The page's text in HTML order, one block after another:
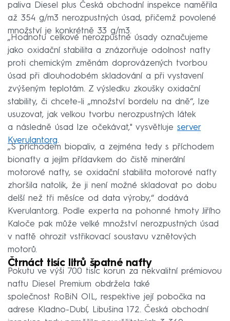
paliva Diesel plus Česká obchodní inspekce naměřila
až 354 g/m3 nerozpustných úsad, přičemž povolené
množství je konkrétně 33 g/m3.
„Hodnotu celkové nerozpustné úsady označujeme
jako oxidační stabilita a znázorňuje odolnost nafty
proti chemickým změnám doprovázených tvorbou
úsad při dlouhodobém skladování a při vystavení
zvýšeným teplotám. Z výsledku zkoušky oxidační
stability, či chcete-li „množství bordelu na dně“, lze
usuzovat, jak velkou tvorbu nerozpustných látek
a následně úsad lze očekávat," vysvětluje server
Kverulant.org.
„S příchodem biopaliv, a zejména tedy s příchodem
bionafty a jejím přídavkem do čistě minerální
motorové nafty, se oxidační stabilita motorové nafty
zhoršila natolik, že ji není možné skladovat po dobu
delší než tři měsíce od data výroby,“ dodává
Kverulant.org. Podle experta na pohonné hmoty Jiřího
Kaloče pak může velké množství nerozpustných úsad
v naftě ohrozit vstřikovací soustavu vznětových
motorů.
Čtrnáct tisíc litrů špatné nafty
Pokutu ve výši 700 tisíc korun za nekvalitní prémiovou
naftu Diesel Premium obdržela také
společnost RoBiN OIL, respektive její pobočka na
adrese Kladno-Dubí, Libušina 172. Česká obchodní